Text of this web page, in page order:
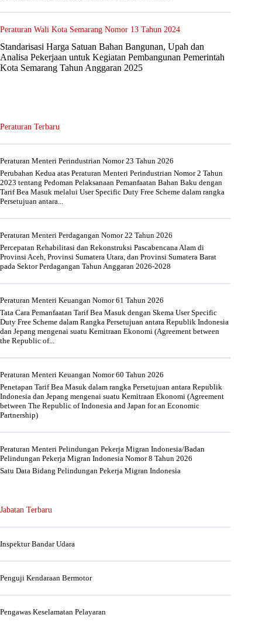
Peraturan Wali Kota Semarang Nomor 13 Tahun 2024
Standarisasi Harga Satuan Bahan Bangunan, Upah dan
Analisa Pekerjaan untuk Kegiatan Pembangunan Pemerintah
Kota Semarang Tahun Anggaran 2025
Peraturan Terbaru
Peraturan Menteri Perindustrian Nomor 23 Tahun 2026
Perubahan Kedua atas Peraturan Menteri Perindustrian Nomor 2 Tahun
2023 tentang Pedoman Pelaksanaan Pemanfaatan Bahan Baku dengan
Tarif Bea Masuk melalui User Specific Duty Free Scheme dalam rangka
Persetujuan antara...
Peraturan Menteri Perdagangan Nomor 22 Tahun 2026
Percepatan Rehabilitasi dan Rekonstruksi Pascabencana Alam di
Provinsi Aceh, Provinsi Sumatera Utara, dan Provinsi Sumatera Barat
pada Sektor Perdagangan Tahun Anggaran 2026-2028
Peraturan Menteri Keuangan Nomor 61 Tahun 2026
Tata Cara Pemanfaatan Tarif Bea Masuk dengan Skema User Specific
Duty Free Scheme dalam Rangka Persetujuan antara Republik Indonesia
dan Jepang mengenai suatu Kemitraan Ekonomi (Agreement between
the Republic of...
Peraturan Menteri Keuangan Nomor 60 Tahun 2026
Penetapan Tarif Bea Masuk dalam rangka Persetujuan antara Republik
Indonesia dan Jepang mengenai suatu Kemitraan Ekonomi (Agreement
between The Republic of Indonesia and Japan for an Economic
Partnership)
Peraturan Menteri Pelindungan Pekerja Migran Indonesia/Badan
Pelindungan Pekerja Migran Indonesia Nomor 8 Tahun 2026
Satu Data Bidang Pelindungan Pekerja Migran Indonesia
Jabatan Terbaru
Inspektur Bandar Udara
Penguji Kendaraan Bermotor
Pengawas Keselamatan Pelayaran